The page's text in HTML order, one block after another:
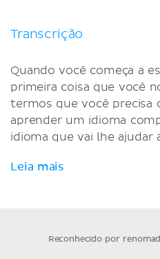
Transcrição
Quando você começa a
primeira coisa que você
termos que você precisa
aprender um idioma
idioma que vai lhe ajudar
Leia mais
Reconhecido por